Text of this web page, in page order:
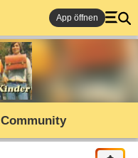
App öffnen
Community